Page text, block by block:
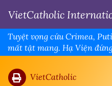
VietCatholic
Tuyệt vọng cứu Crimea,
mất tật mang. Hạ Viện
VietCatholic